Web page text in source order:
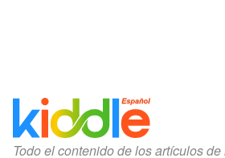
Todo el contenido de los artículos de